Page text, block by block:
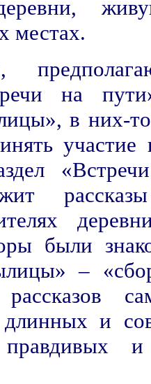
местах.
на
в них-
участие
были
–
длинных и
правдивых